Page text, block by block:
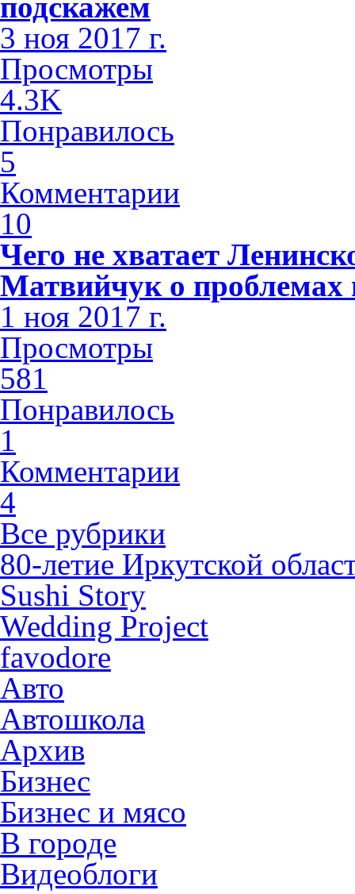
3 ноя 2017 г.
Просмотры
4.3K
Понравилось
5
Комментарии
10
Чего не хватает
Матвийчук о проблемах
1 ноя 2017 г.
Просмотры
581
Понравилось
1
Комментарии
4
Все рубрики
80-летие Иркутской
Sushi Story
Wedding Project
favodore
Авто
Автошкола
Архив
Бизнес
Бизнес и мясо
В городе
Видеоблоги